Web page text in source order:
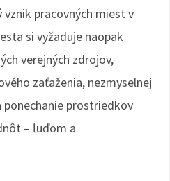
pracovných miest v
si vyžaduje naopak
verejných zdrojov,
zaťaženia, nezmyselnej
ponechanie prostriedkov
– ľuďom a